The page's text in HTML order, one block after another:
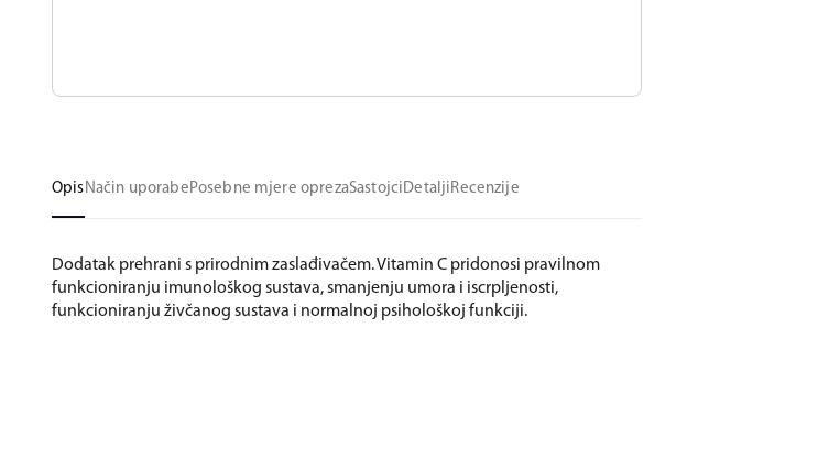
OpisNačin uporabePosebne mjere oprezaSastojciDetaljiRecenzije
Dodatak prehrani s prirodnim zaslađivačem. Vitamin C pridonosi pravilnom
funkcioniranju imunološkog sustava, smanjenju umora i iscrpljenosti,
funkcioniranju živčanog sustava i normalnoj psihološkoj funkciji.